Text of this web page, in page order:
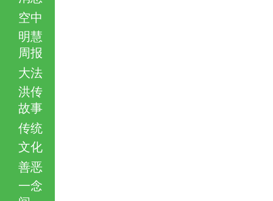
空中
明慧
周报
大法
洪传
故事
传统
文化
善恶
一念